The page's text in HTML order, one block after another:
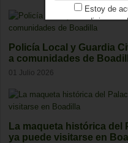
Policía Local y Guardia
a comunidades de
01 Julio 2026
La maqueta histórica del
ya puede visitarse en
Estoy de
condicionesy